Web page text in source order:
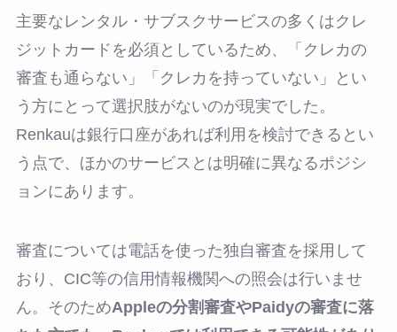
主要なレンタル・サブスクサービスの多くはクレ
ジットカードを必須としているため、「クレカの
審査も通らない」「クレカを持っていない」とい
う方にとって選択肢がないのが現実でした。
Renkauは銀行口座があれば利用を検討できるとい
う点で、ほかのサービスとは明確に異なるポジシ
ョンにあります。
審査については電話を使った独自審査を採用して
おり、CIC等の信用情報機関への照会は行いませ
ん。そのためAppleの分割審査やPaidyの審査に落